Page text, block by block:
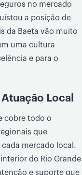
no mercado
a posição de
da Baeta vão muito
uma cultura
e para o
Local
cobre todo o
que
mercado local.
do Rio Grande
e suporte que